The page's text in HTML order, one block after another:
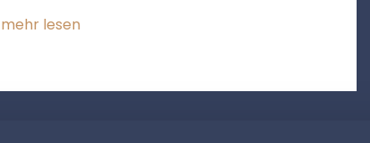
mehr lesen